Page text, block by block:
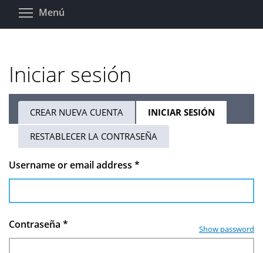
Pasar
Menú
Iniciar sesión
Solapas
principales
CREAR NUEVA CUENTA INICIAR SESIÓN
ACTIVA)
RESTABLECER LA CONTRASEÑA
Username or email address *
Contraseña * Show password